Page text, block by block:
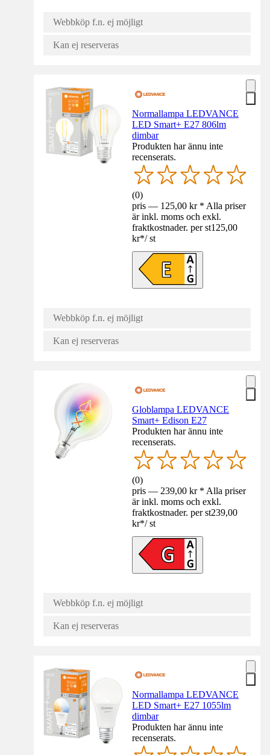
Webbköp f.n. ej möjligt
Kan ej reserveras
Normallampa LEDVANCE
LED Smart+ E27 806lm
dimbar
Produkten har ännu inte
recenserats.
(0)
pris — 125,00 kr * Alla priser
är inkl. moms och exkl.
fraktkostnader. per st125,00
kr*/ st
Webbköp f.n. ej möjligt
Kan ej reserveras
Globlampa LEDVANCE
Smart+ Edison E27
Produkten har ännu inte
recenserats.
(0)
pris — 239,00 kr * Alla priser
är inkl. moms och exkl.
fraktkostnader. per st239,00
kr*/ st
Webbköp f.n. ej möjligt
Kan ej reserveras
Normallampa LEDVANCE
LED Smart+ E27 1055lm
dimbar
Produkten har ännu inte
recenserats.